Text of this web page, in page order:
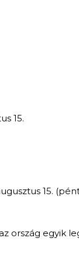
15.
15.
ország egyik